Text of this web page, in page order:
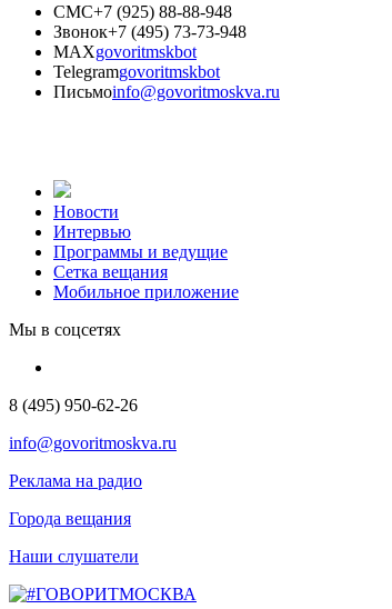
СМС+7 (925) 88-88-948
Звонок+7 (495) 73-73-948
MAXgovoritmskbot
Telegramgovoritmskbot
Письмоinfo@govoritmoskva.ru
Новости
Интервью
Программы и ведущие
Сетка вещания
Мобильное приложение
Мы в соцсетях
8 (495) 950-62-26
info@govoritmoskva.ru
Реклама на радио
Города вещания
Наши слушатели